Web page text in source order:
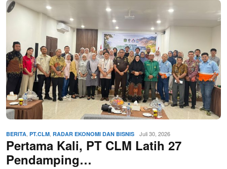
BERITA, PT.CLM, RADAR EKONOMI DAN BISNIS Juli 30, 2026
Pertama Kali, PT CLM Latih 27
Pendamping…